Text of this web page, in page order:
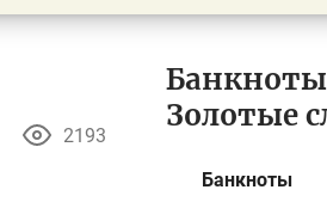
2193
Золотые
Банкноты